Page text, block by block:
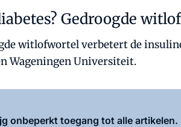
Gedroogde
witlofwortel verbetert de
Wageningen Universiteit.
onbeperkt toegang tot alle artikelen.